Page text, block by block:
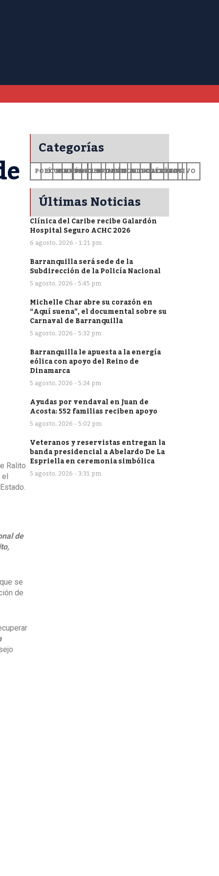
Ralito
de
se
de
Categorías
POLÍTICA
ECONOMÍA
MUNDO
DEPORTES
SALUD
CIENCIA
OPINIÓN
GENERALES
TECNOLOGÍA
EDUCACIÓN
CULTURA
EXCLUSIVO
+CV
Últimas Noticias
Clínica del Caribe recibe Galardón
Hospital Seguro ACHC 2026
6 agosto, 2026 - 1:21 pm
Barranquilla será sede de la
Subdirección de la Policía Nacional
5 agosto, 2026 - 5:45 pm
Michelle Char abre su corazón en
“Aquí suena”, el documental sobre su
Carnaval de Barranquilla
5 agosto, 2026 - 5:32 pm
Barranquilla le apuesta a la energía
eólica con apoyo del Reino de
Dinamarca
5 agosto, 2026 - 5:24 pm
Ayudas por vendaval en Juan de
Acosta: 552 familias reciben apoyo
5 agosto, 2026 - 5:02 pm
Veteranos y reservistas entregan la
banda presidencial a Abelardo De La
Espriella en ceremonia simbólica
5 agosto, 2026 - 3:31 pm